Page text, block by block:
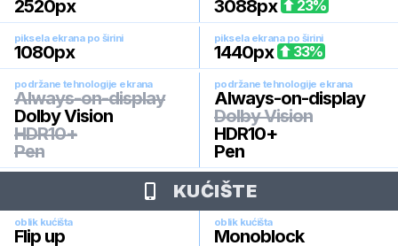
2520px 3088px 23%
piksela ekrana po širini
1080px
piksela ekrana po širini
1440px 33%
podržane tehnologije ekrana
Always-on-display
Dolby Vision
HDR10+
Pen
podržane tehnologije ekrana
Always-on-display
Dolby Vision
HDR10+
Pen
KUĆIŠTE
oblik kućišta
Flip up
oblik kućišta
Monoblock